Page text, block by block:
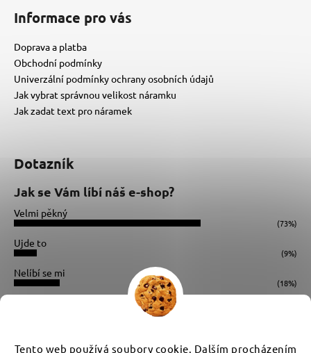
Tento web používá soubory cookie. Dalším procházením
Informace pro vás
Doprava a platba
Obchodní podmínky
Univerzální podmínky ochrany osobních údajů
Jak vybrat správnou velikost náramku
Jak zadat text pro náramek
Dotazník
Jak se Vám líbí náš e-shop?
Velmi pěkný
(73%)
Ujde to
(9%)
Nelíbí se mi
(18%)
Instagram